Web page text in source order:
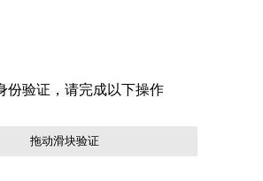
拖动滑块验证